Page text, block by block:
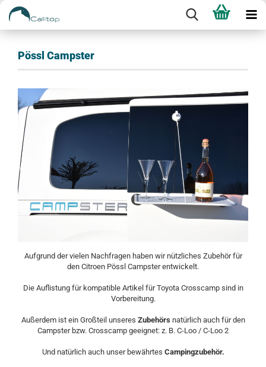
Pössl Campster
Aufgrund der vielen Nachfragen haben wir nützliches Zubehör für
den Citroen Pössl Campster entwickelt.
Die Auflistung für kompatible Artikel für Toyota Crosscamp sind in
Vorbereitung.
Außerdem ist ein Großteil unseres Zubehörs natürlich auch für den
Campster bzw. Crosscamp geeignet: z. B. C-Loo / C-Loo 2
Und natürlich auch unser bewährtes Campingzubehör.